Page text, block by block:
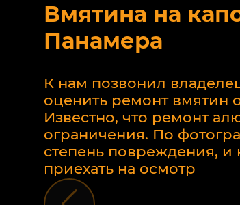
Вмятина на
Панамера
К нам позвонил
оценить ремонт вмятин
Известно, что ремонт
ограничения. По
степень повреждения,
приехать на осмотр